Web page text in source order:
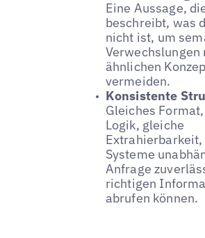
Eine Aussage,
beschreibt, was
nicht ist, um
Verwechslungen
ähnlichen
vermeiden.
Konsistente
Gleiches
Logik, gleiche
Systeme
Anfrage
richtigen
abrufen können.